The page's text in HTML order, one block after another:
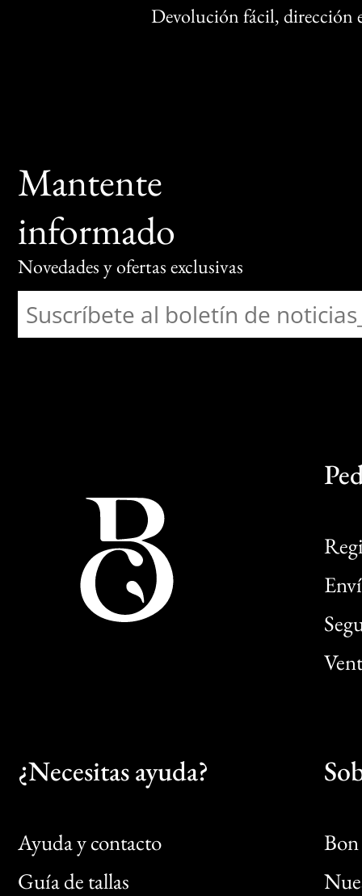
Devolución fácil, dirección
Mantente
informado
Novedades y ofertas exclusivas
¿Necesitas ayuda?
Ayuda y contacto
Guía de tallas